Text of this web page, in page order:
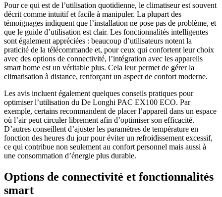
Pour ce qui est de l’utilisation quotidienne, le climatiseur est souvent
décrit comme intuitif et facile à manipuler. La plupart des
témoignages indiquent que l’installation ne pose pas de problème, et
que le guide d’utilisation est clair. Les fonctionnalités intelligentes
sont également appréciées : beaucoup d’utilisateurs notent la
praticité de la télécommande et, pour ceux qui confortent leur choix
avec des options de connectivité, l’intégration avec les appareils
smart home est un véritable plus. Cela leur permet de gérer la
climatisation à distance, renforçant un aspect de confort moderne.
Les avis incluent également quelques conseils pratiques pour
optimiser l’utilisation du De Longhi PAC EX100 ECO. Par
exemple, certains recommandent de placer l’appareil dans un espace
où l’air peut circuler librement afin d’optimiser son efficacité.
D’autres conseillent d’ajuster les paramètres de température en
fonction des heures du jour pour éviter un refroidissement excessif,
ce qui contribue non seulement au confort personnel mais aussi à
une consommation d’énergie plus durable.
Options de connectivité et fonctionnalités
smart